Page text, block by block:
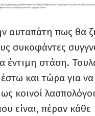
αυταπάτη πως θα
συκοφάντες
έντιμη στάση.
και τώρα για
κοινοί
είναι, πέραν κάθε